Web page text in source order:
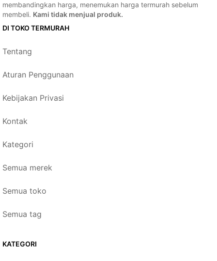
membandingkan harga, menemukan harga termurah sebelum
membeli. Kami tidak menjual produk.
DI TOKO TERMURAH
Tentang
Aturan Penggunaan
Kebijakan Privasi
Kontak
Kategori
Semua merek
Semua toko
Semua tag
KATEGORI